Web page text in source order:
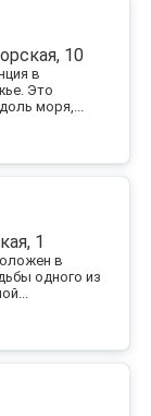
10
в
Это
моря,...
1
в
одного из